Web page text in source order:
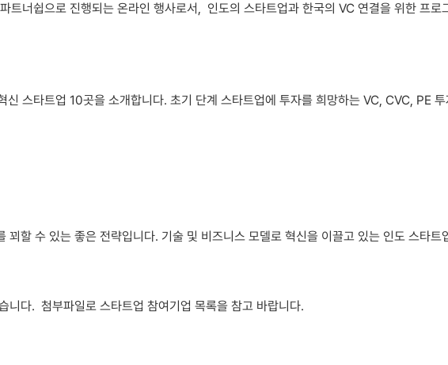
너쉽으로 진행되는 온라인 행사로서, 인도의 스타트업과 한국의 VC 연결을 위한 프로
신 스타트업 10곳을 소개합니다. 초기 단계 스타트업에 투자를 희망하는 VC, CVC, PE
꾀할 수 있는 좋은 전략입니다. 기술 및 비즈니스 모델로 혁신을 이끌고 있는 인도 스타
니다. 첨부파일로 스타트업 참여기업 목록을 참고 바랍니다.